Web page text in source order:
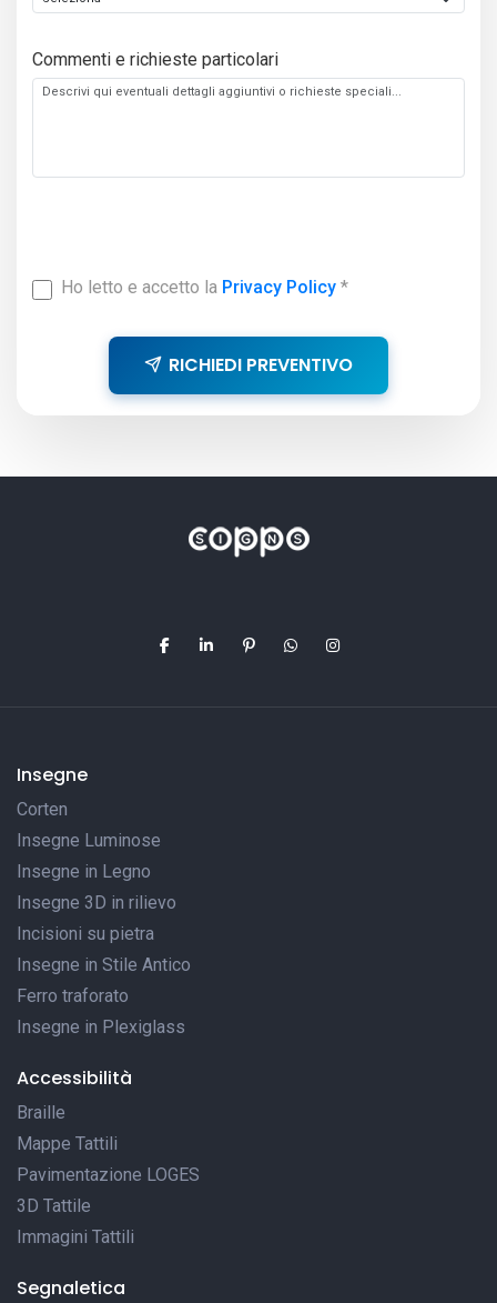
Commenti e richieste particolari
Ho letto e accetto la Privacy Policy*
RICHIEDI PREVENTIVO
Insegne
Corten
Insegne Luminose
Insegne in Legno
Insegne 3D in rilievo
Incisioni su pietra
Insegne in Stile Antico
Ferro traforato
Insegne in Plexiglass
Accessibilità
Braille
Mappe Tattili
Pavimentazione LOGES
3D Tattile
Immagini Tattili
Segnaletica